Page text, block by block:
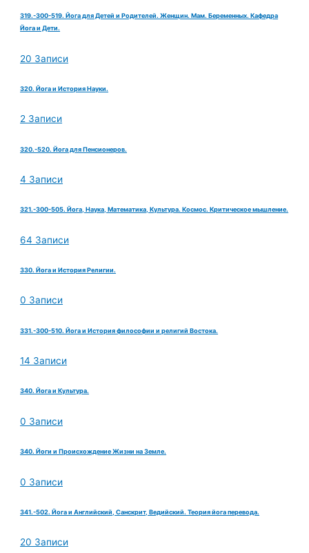
319.-300-519. Йога для Детей и Родителей. Женщин. Мам. Беременных. Кафедра
Йога и Дети.
20 Записи
320. Йога и История Науки.
2 Записи
320.-520. Йога для Пенсионеров.
4 Записи
321.-300-505. Йога, Наука, Математика, Культура. Космос. Критическое мышление.
64 Записи
330. Йога и История Религии.
0 Записи
331.-300-510. Йога и История философии и религий Востока.
14 Записи
340. Йога и Культура.
0 Записи
340. Йоги и Происхождение Жизни на Земле.
0 Записи
341.-502. Йога и Английский, Санскрит, Ведийский. Теория йога перевода.
20 Записи